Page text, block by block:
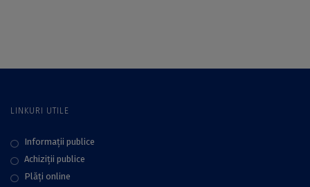
microfon”
LINKURI UTILE
Informații publice
Achiziții publice
Plăţi online